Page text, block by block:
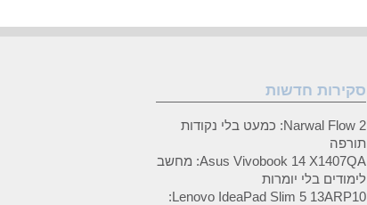
סקירות חדשות
Narwal Flow 2: כמעט בלי נקודות
תורפה
Asus Vivobook 14 X1407QA: מחשב
לימודים בלי יומרות
Lenovo IdeaPad Slim 5 13ARP10: